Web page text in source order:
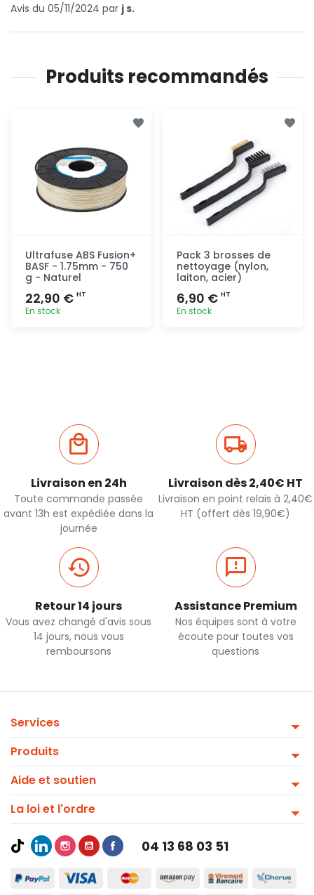
Avis du 05/11/2024 par j s.
Produits recommandés
Ultrafuse ABS Fusion+
BASF - 1.75mm - 750
g - Naturel
22,90 € HT
En stock
Pack 3 brosses de
nettoyage (nylon,
laiton, acier)
6,90 € HT
En stock
Livraison en 24h
Toute commande passée
avant 13h est expédiée dans la
journée
Livraison dès 2,40€ HT
Livraison en point relais à 2,40€
HT (offert dès 19,90€)
Retour 14 jours
Vous avez changé d'avis sous
14 jours, nous vous
remboursons
Assistance Premium
Nos équipes sont à votre
écoute pour toutes vos
questions
Services
Produits
Aide et soutien
La loi et l'ordre
04 13 68 03 51